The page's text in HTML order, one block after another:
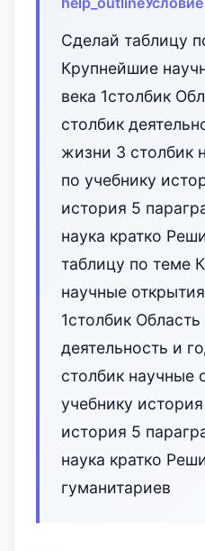
Сделай таблицу
Крупнейшие
века 1столбик
столбик
жизни 3 столбик
по учебнику
история 5
наука кратко
таблицу по теме
научные
1столбик
деятельность и
столбик научные
учебнику
история 5
наука кратко
гуманитариев